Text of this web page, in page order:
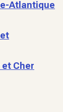
Atlantique
Cher